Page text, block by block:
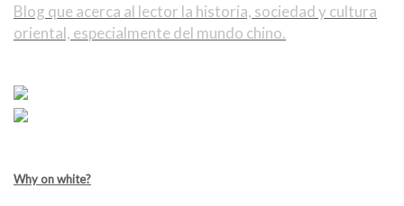
Blog que acerca al lector la historia, sociedad y cultura
oriental, especialmente del mundo chino.
Why on white?